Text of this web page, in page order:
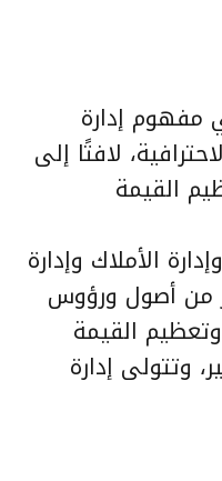
في مفهوم إدارة
لافتًا إلى
القيمة
الأملاك وإدارة
من أصول ورؤوس
وتعظيم القيمة
وتتولى إدارة